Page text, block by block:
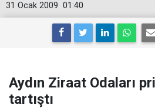
01:40
31 Ocak 2009
Aydın Ziraat Odaları
tartıştı